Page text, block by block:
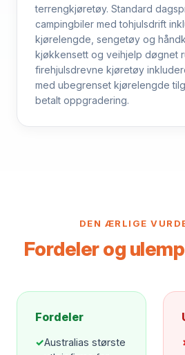
terrengkjøretøy. Standard
campingbiler med tohjulsdrift
kjørelengde, sengetøy og
kjøkkensett og veihjelp døgnet
firehjulsdrevne kjøretøy
med ubegrenset kjørelengde
betalt oppgradering.
DEN ÆRLIGE
Fordeler og
Fordeler
✓Australias største